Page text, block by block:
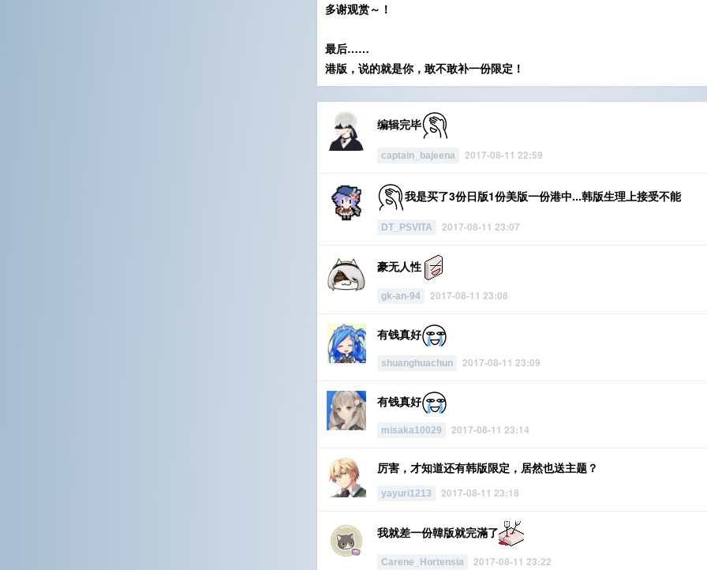
多谢观赏～！
最后……
港版，说的就是你，敢不敢补一份限定！
编辑完毕
captain_bajeena 2017-08-11 22:59
我是买了3份日版1份美版一份港中...韩版生理上接受不能
DT_PSVITA 2017-08-11 23:07
豪无人性
gk-an-94 2017-08-11 23:08
有钱真好
shuanghuachun 2017-08-11 23:09
有钱真好
misaka10029 2017-08-11 23:14
厉害，才知道还有韩版限定，居然也送主题？
yayuri1213 2017-08-11 23:18
我就差一份韓版就完滿了
Carene_Hortensia 2017-08-11 23:22